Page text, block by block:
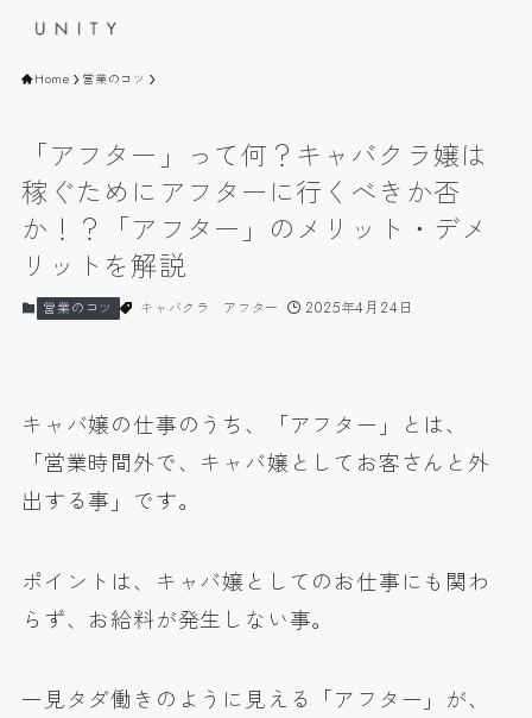
Home 営業のコツ
「アフター」って何？キャバクラ嬢は
稼ぐためにアフターに行くべきか否
か！？「アフター」のメリット・デメ
リットを解説
営業のコツ キャバクラ アフター 2025年4月24日
キャバ嬢の仕事のうち、「アフター」とは、
「営業時間外で、キャバ嬢としてお客さんと外
出する事」です。
ポイントは、 キャバ嬢としてのお仕事にも関わ
らず、お給料が発生しない事。
一見タダ働きのように見える「アフター」が、